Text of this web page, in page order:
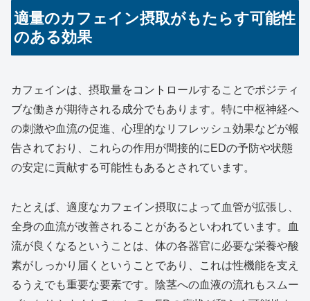
適量のカフェイン摂取がもたらす可能性
のある効果
カフェインは、摂取量をコントロールすることでポジティ
ブな働きが期待される成分でもあります。特に中枢神経へ
の刺激や血流の促進、心理的なリフレッシュ効果などが報
告されており、これらの作用が間接的にEDの予防や状態
の安定に貢献する可能性もあるとされています。
たとえば、適度なカフェイン摂取によって血管が拡張し、
全身の血流が改善されることがあるといわれています。血
流が良くなるということは、体の各器官に必要な栄養や酸
素がしっかり届くということであり、これは性機能を支え
るうえでも重要な要素です。陰茎への血液の流れもスムー